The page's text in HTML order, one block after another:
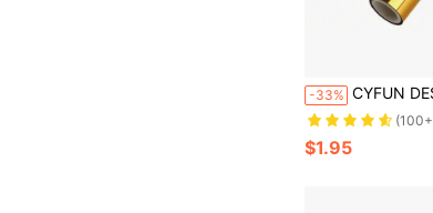
-33% CYFUN DESIGN 1 Rollo de 5M x 15cm de papel de lámina activado por calor, lámina de
$1.95